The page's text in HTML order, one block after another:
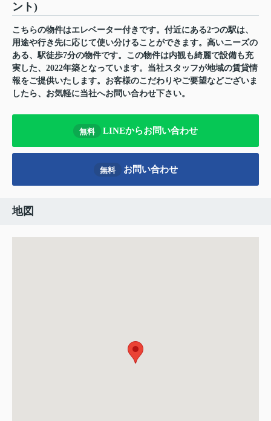
ント)
こちらの物件はエレベーター付きです。付近にある2つの駅は、
用途や行き先に応じて使い分けることができます。高いニーズの
ある、駅徒歩7分の物件です。この物件は内観も綺麗で設備も充
実した、2022年築となっています。当社スタッフが地域の賃貸情
報をご提供いたします。お客様のこだわりやご要望などございま
したら、お気軽に当社へお問い合わせ下さい。
無料 LINEからお問い合わせ
無料 お問い合わせ
地図